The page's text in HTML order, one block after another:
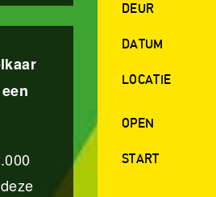
DEUR
DATUM
LOCATIE
OPEN
START